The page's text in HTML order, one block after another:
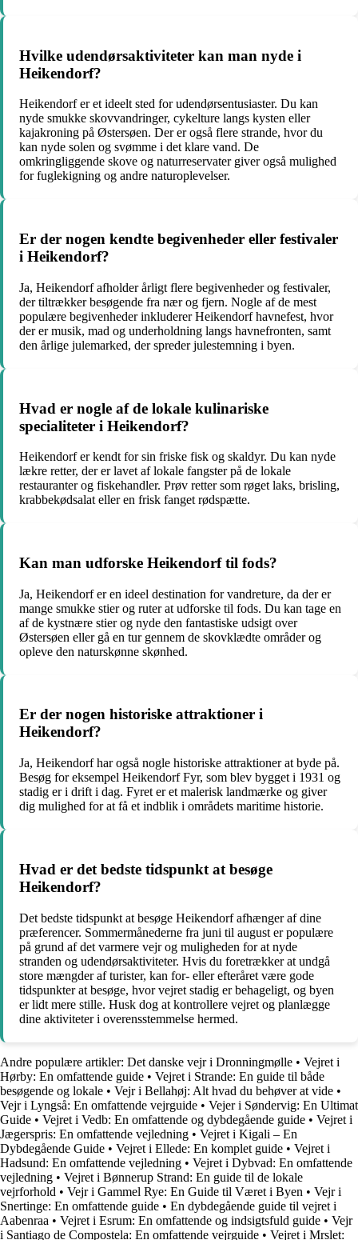
Hvilke udendørsaktiviteter kan man nyde i
Heikendorf?
Heikendorf er et ideelt sted for udendørsentusiaster. Du kan
nyde smukke skovvandringer, cykelture langs kysten eller
kajakroning på Østersøen. Der er også flere strande, hvor du
kan nyde solen og svømme i det klare vand. De
omkringliggende skove og naturreservater giver også mulighed
for fuglekigning og andre naturoplevelser.
Er der nogen kendte begivenheder eller festivaler
i Heikendorf?
Ja, Heikendorf afholder årligt flere begivenheder og festivaler,
der tiltrækker besøgende fra nær og fjern. Nogle af de mest
populære begivenheder inkluderer Heikendorf havnefest, hvor
der er musik, mad og underholdning langs havnefronten, samt
den årlige julemarked, der spreder julestemning i byen.
Hvad er nogle af de lokale kulinariske
specialiteter i Heikendorf?
Heikendorf er kendt for sin friske fisk og skaldyr. Du kan nyde
lækre retter, der er lavet af lokale fangster på de lokale
restauranter og fiskehandler. Prøv retter som røget laks, brisling,
krabbekødsalat eller en frisk fanget rødspætte.
Kan man udforske Heikendorf til fods?
Ja, Heikendorf er en ideel destination for vandreture, da der er
mange smukke stier og ruter at udforske til fods. Du kan tage en
af de kystnære stier og nyde den fantastiske udsigt over
Østersøen eller gå en tur gennem de skovklædte områder og
opleve den naturskønne skønhed.
Er der nogen historiske attraktioner i
Heikendorf?
Ja, Heikendorf har også nogle historiske attraktioner at byde på.
Besøg for eksempel Heikendorf Fyr, som blev bygget i 1931 og
stadig er i drift i dag. Fyret er et malerisk landmærke og giver
dig mulighed for at få et indblik i områdets maritime historie.
Hvad er det bedste tidspunkt at besøge
Heikendorf?
Det bedste tidspunkt at besøge Heikendorf afhænger af dine
præferencer. Sommermånederne fra juni til august er populære
på grund af det varmere vejr og muligheden for at nyde
stranden og udendørsaktiviteter. Hvis du foretrækker at undgå
store mængder af turister, kan for- eller efteråret være gode
tidspunkter at besøge, hvor vejret stadig er behageligt, og byen
er lidt mere stille. Husk dog at kontrollere vejret og planlægge
dine aktiviteter i overensstemmelse hermed.
Andre populære artikler: Det danske vejr i Dronningmølle • Vejret i
Hørby: En omfattende guide • Vejret i Strande: En guide til både
besøgende og lokale • Vejr i Bellahøj: Alt hvad du behøver at vide •
Vejr i Lyngså: En omfattende vejrguide • Vejer i Søndervig: En Ultimat
Guide • Vejret i Vedb: En omfattende og dybdegående guide • Vejret i
Jægerspris: En omfattende vejledning • Vejret i Kigali – En
Dybdegående Guide • Vejret i Ellede: En komplet guide • Vejret i
Hadsund: En omfattende vejledning • Vejret i Dybvad: En omfattende
vejledning • Vejret i Bønnerup Strand: En guide til de lokale
vejrforhold • Vejr i Gammel Rye: En Guide til Været i Byen • Vejr i
Snertinge: En omfattende guide • En dybdegående guide til vejret i
Aabenraa • Vejret i Esrum: En omfattende og indsigtsfuld guide • Vejr
i Santiago de Compostela: En omfattende vejrguide • Vejret i Mrslet: